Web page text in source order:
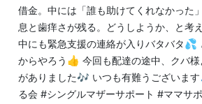
借金。中には「誰も助けてくれなかった
息と歯痒さが残る。どうしようか、と考
中にも緊急支援の連絡が入りバタバタ💦
からやろう👍 今回も配達の途中、クバ
がありました🎶 いつも有難うございま
る会 #シングルマザーサポート #ママサ